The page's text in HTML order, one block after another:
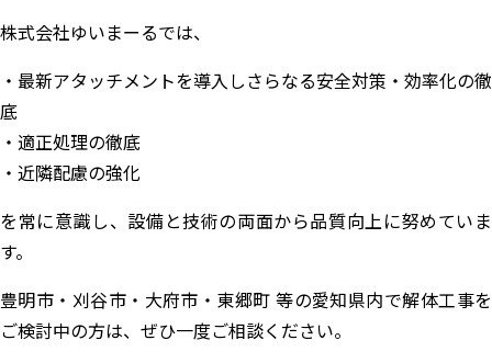
株式会社ゆいまーるでは、
・最新アタッチメントを導入しさらなる安全対策・効率化の徹
底
・適正処理の徹底
・近隣配慮の強化
を常に意識し、設備と技術の両面から品質向上に努めていま
す。
豊明市・刈谷市・大府市・東郷町 等の愛知県内で解体工事を
ご検討中の方は、ぜひ一度ご相談ください。